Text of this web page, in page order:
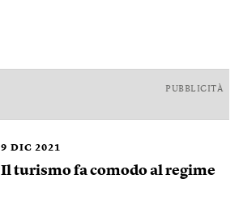
PUBBLICITÀ
9 DIC 2021
Il turismo fa comodo al regime